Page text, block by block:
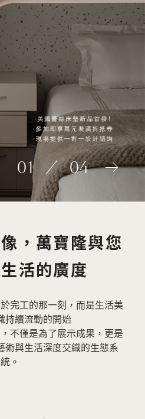
優惠活動
聯絡我們
加盟徵才
01 04
，萬寶隆與您
活的廣度
完工的那一刻，而是生活美
持續流動的開始
不僅是為了展示成果，更是
術與生活深度交織的生態系
統。